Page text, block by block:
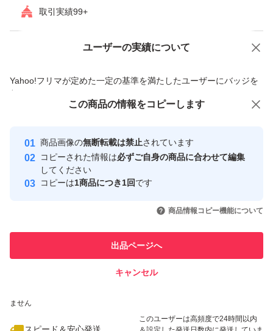
取引実績99+
ユーザーの実績について
Yahoo!フリマが定めた一定の基準を満たしたユーザーにバッジを
付与しています
安心取引出品者
心・安全なユーザーです
取引実績
引を完了させた実績があります
での取引実績があります
ません
このユーザーは高頻度で24時間以内
価格の相談 商品への質問
この商品の情報をコピーします
商品画像の無断転載は禁止されています
コピーされた情報は必ずご自身の商品に合わせて編集
してください
コピーは1商品につき1回です
商品情報コピー機能について
出品ページへ
キャンセル
この商品をみている人にオススメ